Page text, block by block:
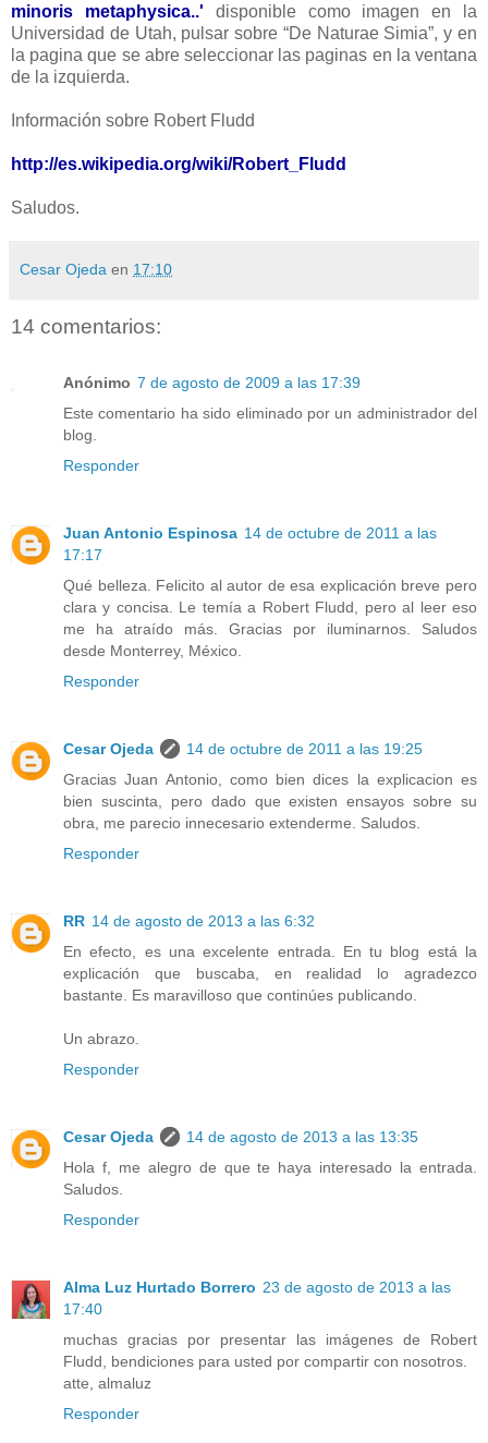
minoris metaphysica..' disponible como imagen en la
Universidad de Utah, pulsar sobre “De Naturae Simia”, y en
la pagina que se abre seleccionar las paginas en la ventana
de la izquierda.
Información sobre Robert Fludd
http://es.wikipedia.org/wiki/Robert_Fludd
Saludos.
Cesar Ojeda en 17:10
14 comentarios:
Anónimo 7 de agosto de 2009 a las 17:39
Este comentario ha sido eliminado por un administrador del
blog.
Responder
Juan Antonio Espinosa 14 de octubre de 2011 a las
17:17
Qué belleza. Felicito al autor de esa explicación breve pero
clara y concisa. Le temía a Robert Fludd, pero al leer eso
me ha atraído más. Gracias por iluminarnos. Saludos
desde Monterrey, México.
Responder
Cesar Ojeda
14 de octubre de 2011 a las 19:25
Gracias Juan Antonio, como bien dices la explicacion es
bien suscinta, pero dado que existen ensayos sobre su
obra, me parecio innecesario extenderme. Saludos.
Responder
RR 14 de agosto de 2013 a las 6:32
En efecto, es una excelente entrada. En tu blog está la
explicación que buscaba, en realidad lo agradezco
bastante. Es maravilloso que continúes publicando.
Un abrazo.
Responder
Cesar Ojeda
14 de agosto de 2013 a las 13:35
Hola f, me alegro de que te haya interesado la entrada.
Saludos.
Responder
Alma Luz Hurtado Borrero 23 de agosto de 2013 a las
17:40
muchas gracias por presentar las imágenes de Robert
Fludd, bendiciones para usted por compartir con nosotros.
atte, almaluz
Responder